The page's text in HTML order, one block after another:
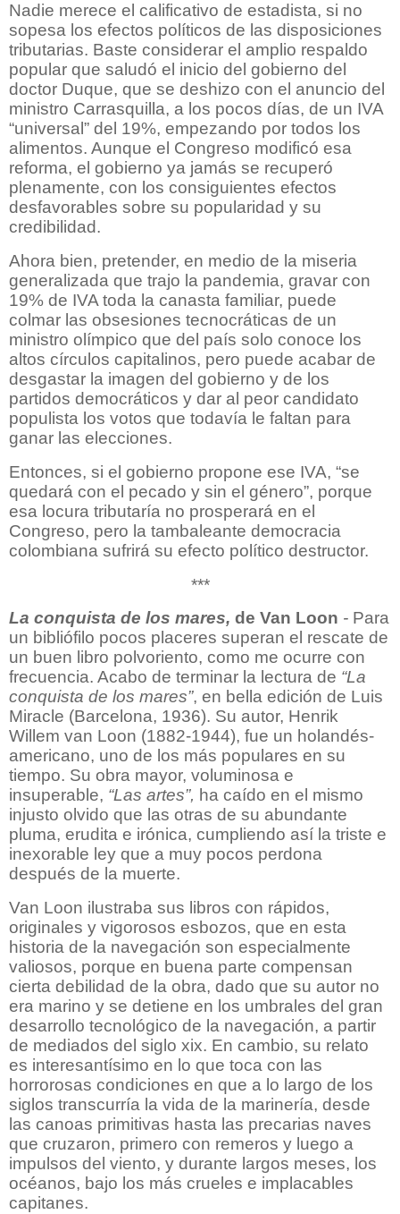
Nadie merece el calificativo de estadista, si no
sopesa los efectos políticos de las disposiciones
tributarias. Baste considerar el amplio respaldo
popular que saludó el inicio del gobierno del
doctor Duque, que se deshizo con el anuncio del
ministro Carrasquilla, a los pocos días, de un IVA
“universal” del 19%, empezando por todos los
alimentos. Aunque el Congreso modificó esa
reforma, el gobierno ya jamás se recuperó
plenamente, con los consiguientes efectos
desfavorables sobre su popularidad y su
credibilidad.
Ahora bien, pretender, en medio de la miseria
generalizada que trajo la pandemia, gravar con
19% de IVA toda la canasta familiar, puede
colmar las obsesiones tecnocráticas de un
ministro olímpico que del país solo conoce los
altos círculos capitalinos, pero puede acabar de
desgastar la imagen del gobierno y de los
partidos democráticos y dar al peor candidato
populista los votos que todavía le faltan para
ganar las elecciones.
Entonces, si el gobierno propone ese IVA, “se
quedará con el pecado y sin el género”, porque
esa locura tributaría no prosperará en el
Congreso, pero la tambaleante democracia
colombiana sufrirá su efecto político destructor.
***
La conquista de los mares, de Van Loon - Para
un bibliófilo pocos placeres superan el rescate de
un buen libro polvoriento, como me ocurre con
frecuencia. Acabo de terminar la lectura de “La
conquista de los mares”, en bella edición de Luis
Miracle (Barcelona, 1936). Su autor, Henrik
Willem van Loon (1882-1944), fue un holandés-
americano, uno de los más populares en su
tiempo. Su obra mayor, voluminosa e
insuperable, “Las artes”, ha caído en el mismo
injusto olvido que las otras de su abundante
pluma, erudita e irónica, cumpliendo así la triste e
inexorable ley que a muy pocos perdona
después de la muerte.
Van Loon ilustraba sus libros con rápidos,
originales y vigorosos esbozos, que en esta
historia de la navegación son especialmente
valiosos, porque en buena parte compensan
cierta debilidad de la obra, dado que su autor no
era marino y se detiene en los umbrales del gran
desarrollo tecnológico de la navegación, a partir
de mediados del siglo xix. En cambio, su relato
es interesantísimo en lo que toca con las
horrorosas condiciones en que a lo largo de los
siglos transcurría la vida de la marinería, desde
las canoas primitivas hasta las precarias naves
que cruzaron, primero con remeros y luego a
impulsos del viento, y durante largos meses, los
océanos, bajo los más crueles e implacables
capitanes.